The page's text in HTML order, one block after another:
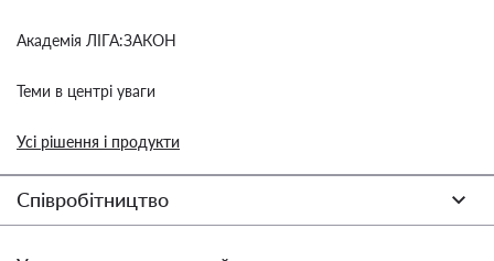
Академія ЛІГА:ЗАКОН
Теми в центрі уваги
Усі рішення і продукти
Співробітництво